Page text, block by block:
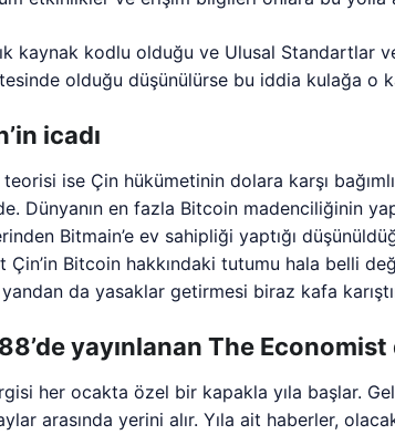
kaynak kodlu olduğu ve Ulusal Standartlar
olduğu düşünülürse bu iddia kulağa o
icadı
ise Çin hükümetinin dolara karşı
Dünyanın en fazla Bitcoin madenciliğinin
Bitmain’e ev sahipliği yaptığı
Çin’in Bitcoin hakkındaki tutumu hala belli
da yasaklar getirmesi biraz kafa
yayınlanan The
her ocakta özel bir kapakla yıla başlar.
arasında yerini alır. Yıla ait haberler,